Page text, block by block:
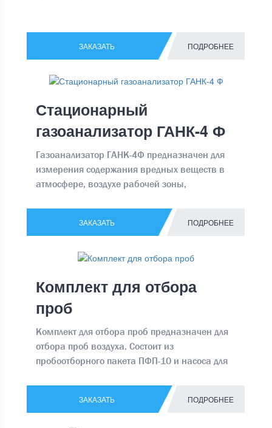
ЗАКАЗАТЬ ПОДРОБНЕЕ
Стационарный
газоанализатор ГАНК-4 Ф
Газоанализатор ГАНК-4Ф предназначен для
измерения содержания вредных веществ в
атмосфере, воздухе рабочей зоны,
непрерывные прямые замеры воздуха,
вычисляет средний параметр за
готовый, вычисленный параметр выводит на
ЗАКАЗАТЬ ПОДРОБНЕЕ
Комплект для отбора
проб
Комплект для отбора проб предназначен для
отбора проб воздуха. Состоит из
пробоотборного пакета ПФП-10 и насоса для
ЗАКАЗАТЬ ПОДРОБНЕЕ